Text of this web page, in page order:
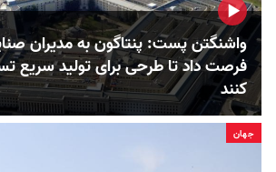
فرصت داد تا طرحی برای تولید سریع
کنند
جهان